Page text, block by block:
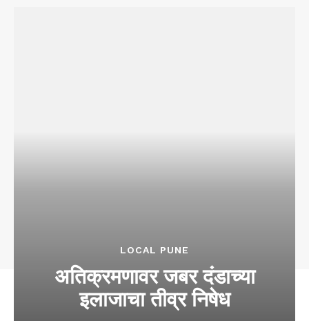
LOCAL PUNE
अतिक्रमणावर जबर दंडाच्या
इलाजाचा तीव्र निषेध